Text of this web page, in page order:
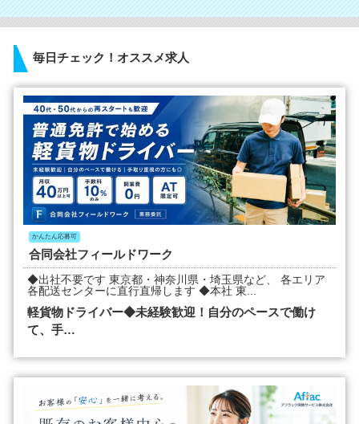
毎日チェック！オススメ求人
かんたん応募可
合同会社フィールドワーク
◆出社不要です 東京都・神奈川県・埼玉県など、 各エリア
各配送センターに直行直帰します ◆本社 東...
軽貨物ドライバー◆未経験歓迎！自分のペースで働け
て、手…